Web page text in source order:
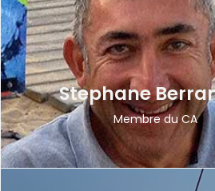
Stephane
Membre du CA